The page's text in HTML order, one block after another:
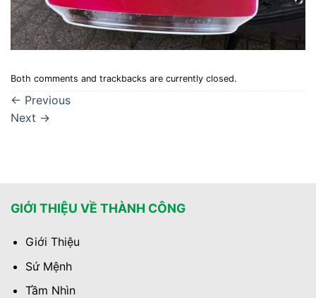
Both comments and trackbacks are currently closed.
← Previous
Next →
GIỚI THIỆU VỀ THÀNH CÔNG
Giới Thiệu
Sứ Mệnh
Tầm Nhìn